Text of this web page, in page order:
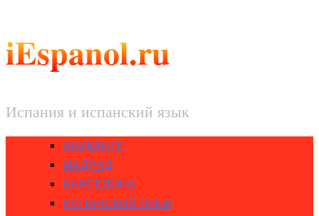
iEspanol.ru
Испания и испанский язык
АЛИКАНТЕ
МАДРИД
БАРСЕЛОНА
ИСПАНСКИЙ ЯЗЫК